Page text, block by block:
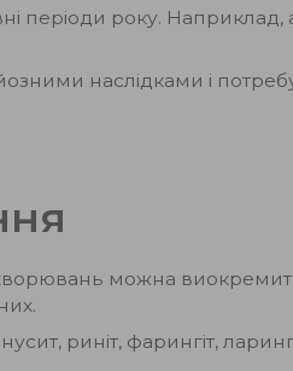
періоди року. Наприклад,
наслідками і
можна
риніт, фарингіт,